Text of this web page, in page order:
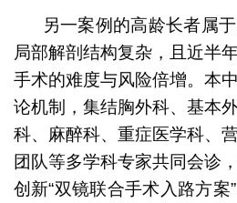
另一案例的高龄长者属
局部解剖结构复杂，且近半
手术的难度与风险倍增。本
论机制，集结胸外科、基本
科、麻醉科、重症医学科、
团队等多学科专家共同会诊
创新“双镜联合手术入路方